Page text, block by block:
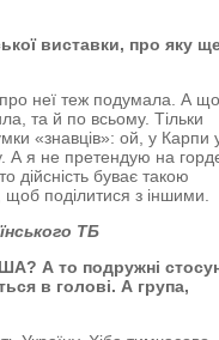
виставки, про яку
неї теж подумала. А що
та й по всьому. Тільки
«знавців»: ой, у Карпи
я не претендую на горде
дійсність буває такою
щоб поділитися з іншими.
ТБ
А то подружні
в голові. А група,